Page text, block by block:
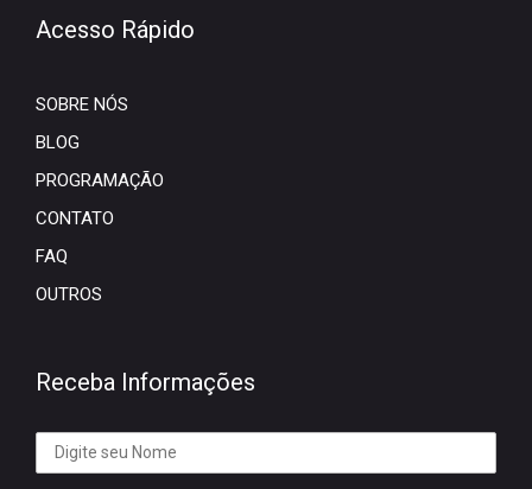
Acesso Rápido
SOBRE NÓS
BLOG
PROGRAMAÇÃO
CONTATO
FAQ
OUTROS
Receba Informações